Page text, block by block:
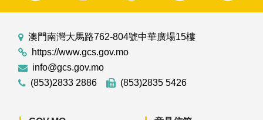
澳門南灣大馬路762-804號中華廣場15樓
https://www.gcs.gov.mo
info@gcs.gov.mo
(853)2833 2886
(853)2835 5426